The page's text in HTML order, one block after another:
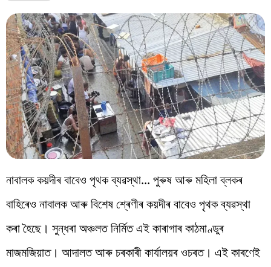
নাবালক কয়দীৰ বাবেও পৃথক ব্যৱস্থা... পুৰুষ আৰু মহিলা ব্লকৰ
বাহিৰেও নাবালক আৰু বিশেষ শ্ৰেণীৰ কয়দীৰ বাবেও পৃথক ব্যৱস্থা
কৰা হৈছে। সুন্ধৰা অঞ্চলত নিৰ্মিত এই কাৰাগাৰ কাঠমাণ্ডুৰ
মাজমজিয়াত। আদালত আৰু চৰকাৰী কাৰ্যালয়ৰ ওচৰত। এই কাৰণেই